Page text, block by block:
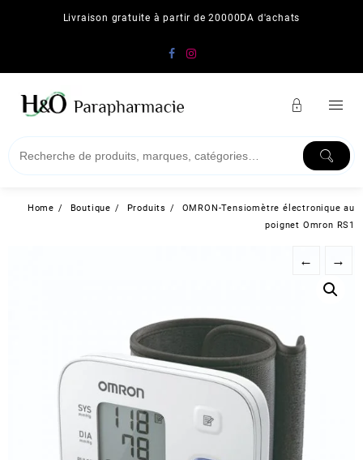
Livraison gratuite à partir de 20000DA d'achats
Home Boutique Produits
OMRON-Tensiomètre électronique au
poignet Omron RS1
← →